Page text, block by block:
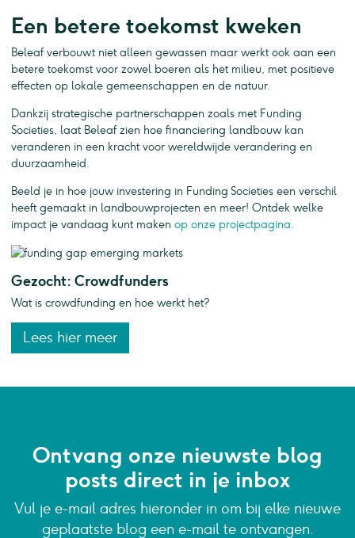
Een betere toekomst kweken
Beleaf verbouwt niet alleen gewassen maar werkt ook aan een
betere toekomst voor zowel boeren als het milieu, met positieve
effecten op lokale gemeenschappen en de natuur.
Dankzij strategische partnerschappen zoals met Funding
Societies, laat Beleaf zien hoe financiering landbouw kan
veranderen in een kracht voor wereldwijde verandering en
duurzaamheid.
Beeld je in hoe jouw investering in Funding Societies een verschil
heeft gemaakt in landbouwprojecten en meer! Ontdek welke
impact je vandaag kunt maken op onze projectpagina.
Gezocht: Crowdfunders
Wat is crowdfunding en hoe werkt het?
Lees hier meer
Ontvang onze nieuwste blog
posts direct in je inbox
Vul je e-mail adres hieronder in om bij elke nieuwe
geplaatste blog een e-mail te ontvangen.